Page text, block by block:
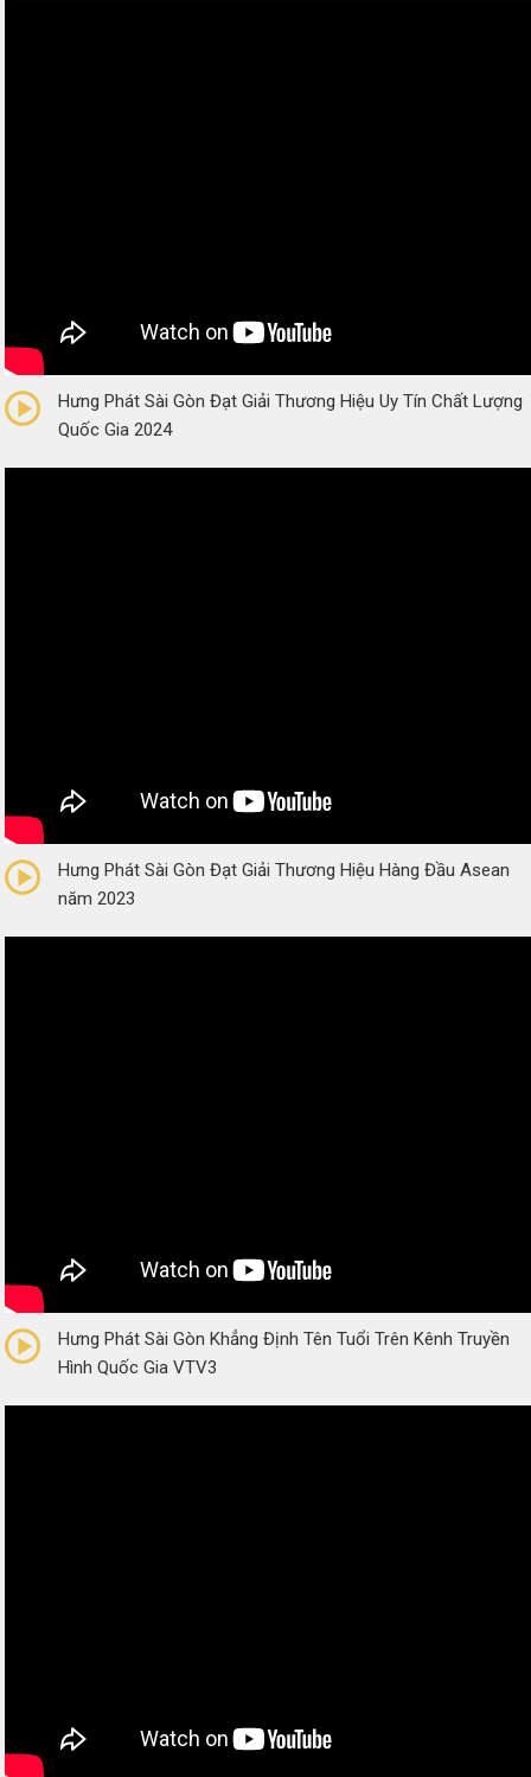
(0 Reviews)
Hưng Phát Sài Gòn Đạt Giải Thương Hiệu Uy Tín Chất Lượng
Quốc Gia 2024
(0 Reviews)
Hưng Phát Sài Gòn Đạt Giải Thương Hiệu Hàng Đầu Asean
năm 2023
(0 Reviews)
Hưng Phát Sài Gòn Khẳng Định Tên Tuổi Trên Kênh Truyền
Hình Quốc Gia VTV3
(0 Reviews)